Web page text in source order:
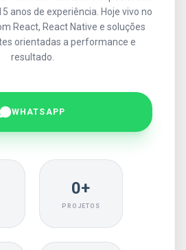
anos de experiência. Hoje vivo no
React, React Native e soluções
orientadas a performance e
resultado.
WHATSAPP
0+
PROJETOS